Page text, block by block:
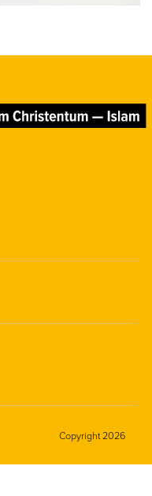
Copyright 2026